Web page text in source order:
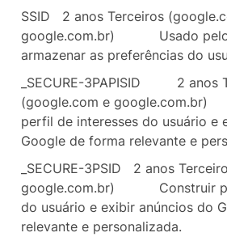
SSID 2 anos Terceiros
google.com.br) Usado
armazenar as preferências do
_SECURE-3PAPISID 2 anos
(google.com e
perfil de interesses do usuário e
Google de forma relevante e
_SECURE-3PSID 2 anos
google.com.br) Construir
do usuário e exibir anúncios do
relevante e personalizada.